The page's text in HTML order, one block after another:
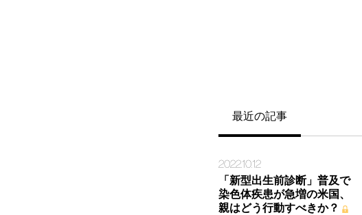
最近の記事
2022.10.12
「新型出生前診断」普及で
染色体疾患が急増の米国、
親はどう行動すべきか？